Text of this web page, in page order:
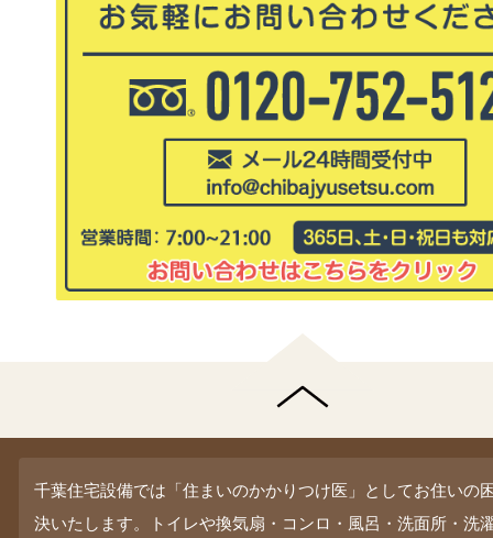
千葉住宅設備では「住まいのかかりつけ医」としてお住いの
決いたします。トイレや換気扇・コンロ・風呂・洗面所・洗